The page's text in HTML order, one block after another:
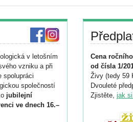
v letošním
vzniku a při
spolupráci
společností
jubilejní
ve dnech 16.–
Cena
od čísla 1/
Živy (tedy 59
Dvouleté
Zjistěte, jak